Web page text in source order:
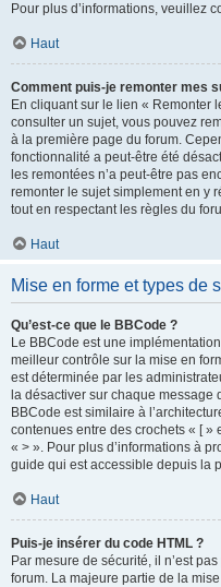
Pour plus d’informations, veuillez
Haut
Comment puis-je remonter mes
En cliquant sur le lien « Remonter
consulter un sujet, vous pouvez
à la première page du forum.
fonctionnalité a peut-être été
les remontées n’a peut-être pas
remonter le sujet simplement en y
tout en respectant les règles du
Haut
Mise en forme et types de
Qu’est-ce que le BBCode ?
Le BBCode est une
meilleur contrôle sur la mise en
est déterminée par les
la désactiver sur chaque
BBCode est similaire à
contenues entre des crochets « [ »
« > ». Pour plus d’informations à
guide qui est accessible depuis la
Haut
Puis-je insérer du code HTML ?
Par mesure de sécurité, il n’est
forum. La majeure partie de la